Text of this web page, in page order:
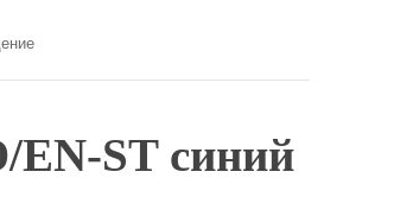
ST синий